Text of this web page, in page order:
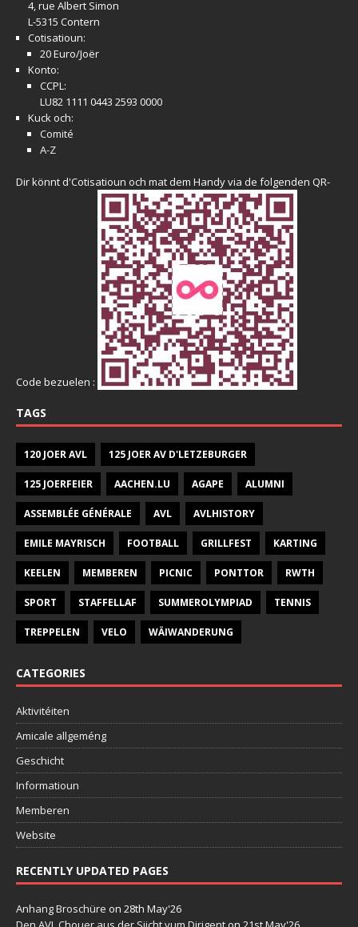
4, rue Albert Simon
L-5315 Contern
Cotisatioun:
20 Euro/Joër
Konto:
CCPL:
LU82 1111 0443 2593 0000
Kuck och:
Comité
A-Z
Dir könnt d'Cotisatioun och mat dem Handy via de folgenden QR-
Code bezuelen :
TAGS
120 JOER AVL 125 JOER AV D'LETZEBURGER
125 JOERFEIER AACHEN.LU AGAPE ALUMNI
ASSEMBLÉE GÉNÉRALE AVL AVLHISTORY
EMILE MAYRISCH FOOTBALL GRILLFEST KARTING
KEELEN MEMBEREN PICNIC PONTTOR RWTH
SPORT STAFFELLAF SUMMEROLYMPIAD TENNIS
TREPPELEN VELO WÄIWANDERUNG
CATEGORIES
Aktivitéiten
Amicale allgeméng
Geschicht
Informatioun
Memberen
Website
RECENTLY UPDATED PAGES
Anhang Broschüre on 28th May'26